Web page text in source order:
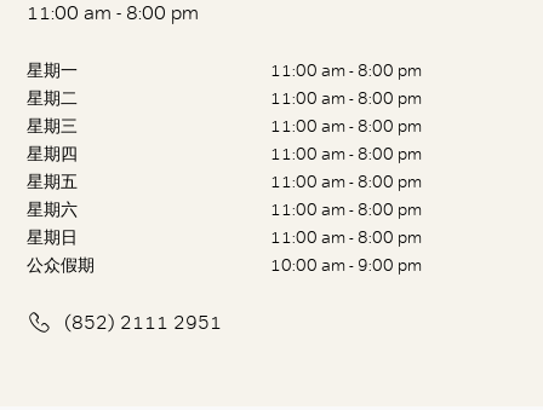
11:00 am - 8:00 pm
星期一
11:00 am - 8:00 pm
星期二
11:00 am - 8:00 pm
星期三
11:00 am - 8:00 pm
星期四
11:00 am - 8:00 pm
星期五
11:00 am - 8:00 pm
星期六
11:00 am - 8:00 pm
星期日
11:00 am - 8:00 pm
公众假期
10:00 am - 9:00 pm
(852) 2111 2951